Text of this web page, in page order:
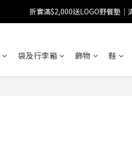
【FINAL SALE】指定
折實滿$2,000送LOGO野餐墊｜
【FINAL SALE】指定
袋及行李箱 飾物 鞋